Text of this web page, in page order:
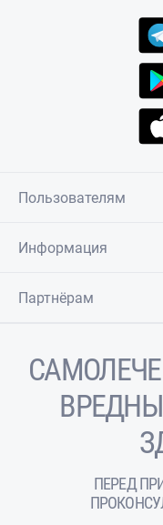
Пользователям
Информация
Партнёрам
ПЕРЕД